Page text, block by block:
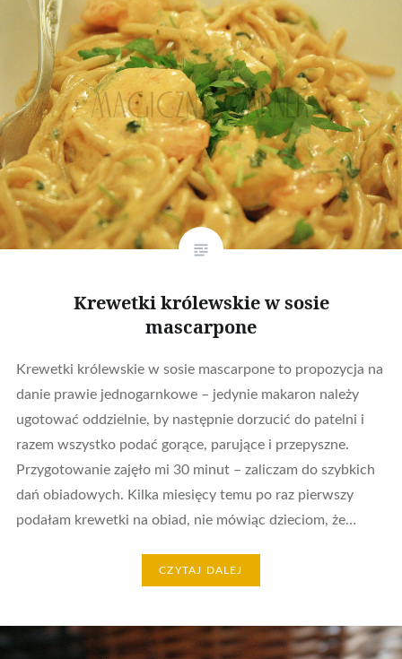
Krewetki królewskie w sosie
mascarpone
Krewetki królewskie w sosie mascarpone to propozycja na
danie prawie jednogarnkowe – jedynie makaron należy
ugotować oddzielnie, by następnie dorzucić do patelni i
razem wszystko podać gorące, parujące i przepyszne.
Przygotowanie zajęło mi 30 minut – zaliczam do szybkich
dań obiadowych. Kilka miesięcy temu po raz pierwszy
podałam krewetki na obiad, nie mówiąc dzieciom, że…
CZYTAJ DALEJ